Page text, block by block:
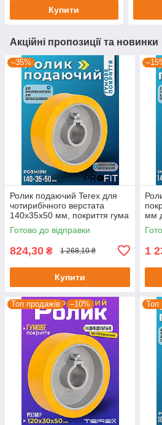
Купити
Акційні пропозиції та новинки
–35%
Ролик подаючий Terex для
чотирибічного верстата
140х35x50 мм, покриття гума
Готово до відправки
824,30 ₴ 1 268,10 ₴
Купити
мм
1
Топ продажів –10% Топ